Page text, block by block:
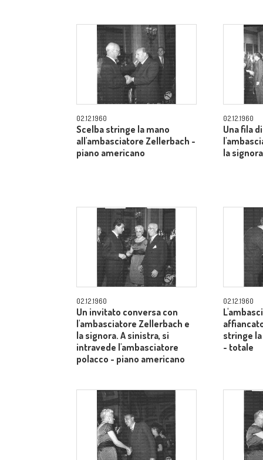
02.12.1960
Scelba stringe la mano
all'ambasciatore Zellerbach -
piano americano
02.12.1960
Una fila
la
02.12.1960
Un invitato conversa con
l'ambasciatore Zellerbach e
la signora. A sinistra, si
intravede l'ambasciatore
polacco - piano americano
02.12.1960
stringe
- totale